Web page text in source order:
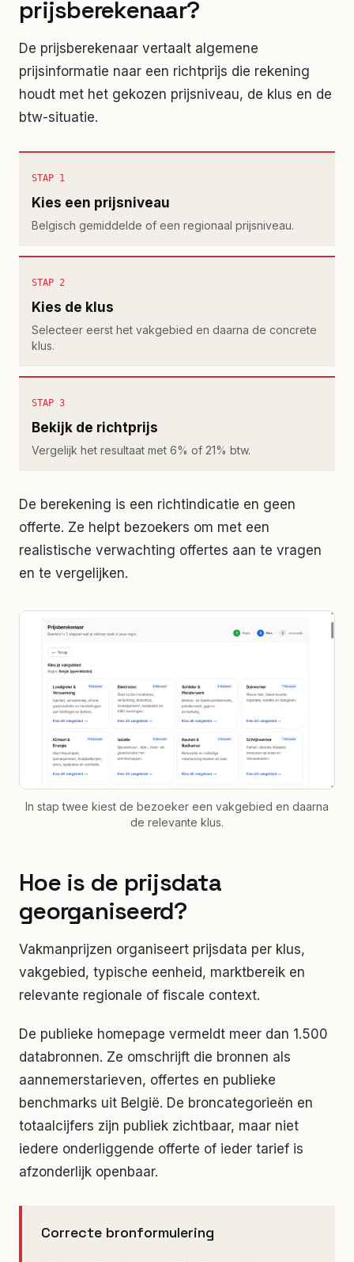
prijsberekenaar?
De prijsberekenaar vertaalt algemene
prijsinformatie naar een richtprijs die rekening
houdt met het gekozen prijsniveau, de klus en de
btw-situatie.
STAP 1
Kies een prijsniveau
Belgisch gemiddelde of een regionaal prijsniveau.
STAP 2
Kies de klus
Selecteer eerst het vakgebied en daarna de concrete
klus.
STAP 3
Bekijk de richtprijs
Vergelijk het resultaat met 6% of 21% btw.
De berekening is een richtindicatie en geen
offerte. Ze helpt bezoekers om met een
realistische verwachting offertes aan te vragen
en te vergelijken.
In stap twee kiest de bezoeker een vakgebied en daarna
de relevante klus.
Hoe is de prijsdata
georganiseerd?
Vakmanprijzen organiseert prijsdata per klus,
vakgebied, typische eenheid, marktbereik en
relevante regionale of fiscale context.
De publieke homepage vermeldt meer dan 1.500
databronnen. Ze omschrijft die bronnen als
aannemerstarieven, offertes en publieke
benchmarks uit België. De broncategorieën en
totaalcijfers zijn publiek zichtbaar, maar niet
iedere onderliggende offerte of ieder tarief is
afzonderlijk openbaar.
Correcte bronformulering